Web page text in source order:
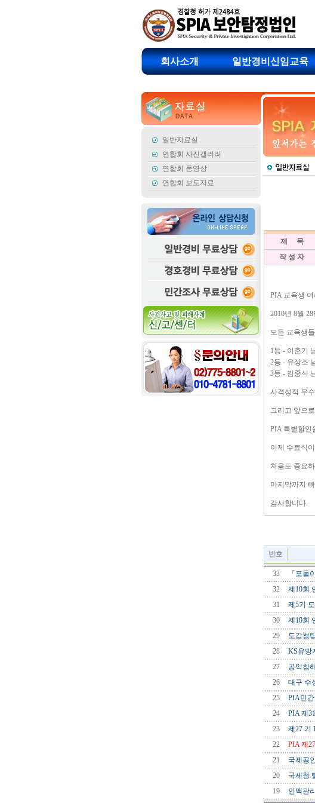
회사소개 일반경비신임교육
일반자료실
연합회 사진갤러리
연합회 동영상
연합회 보도자료
제 목
작 성 자
PIA 교육생
2010년 8월
모든 교육생
1등 - 이춘기
2등 - 유상조
3등 - 김중식
사격성적 우
그리고 앞으
PIA 특별할인
이제 수료식
처음도 중요
마지막까지
감사합니다.
번호
33 「포돌
32
제10회
31
제5기
30
제10회
29
도감청
28
KS유망
27
공익침
26
대구 수
25
PIA민
24
PIA 제
23
제27 기
22
PIA 제
21
국제공
20
국세청
19
인맥관